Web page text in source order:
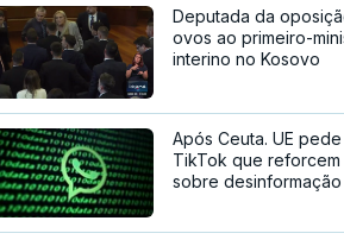
Deputada da
ovos ao primeiro-
interino no Kosovo
Após Ceuta. UE
TikTok que reforcem
sobre desinformação